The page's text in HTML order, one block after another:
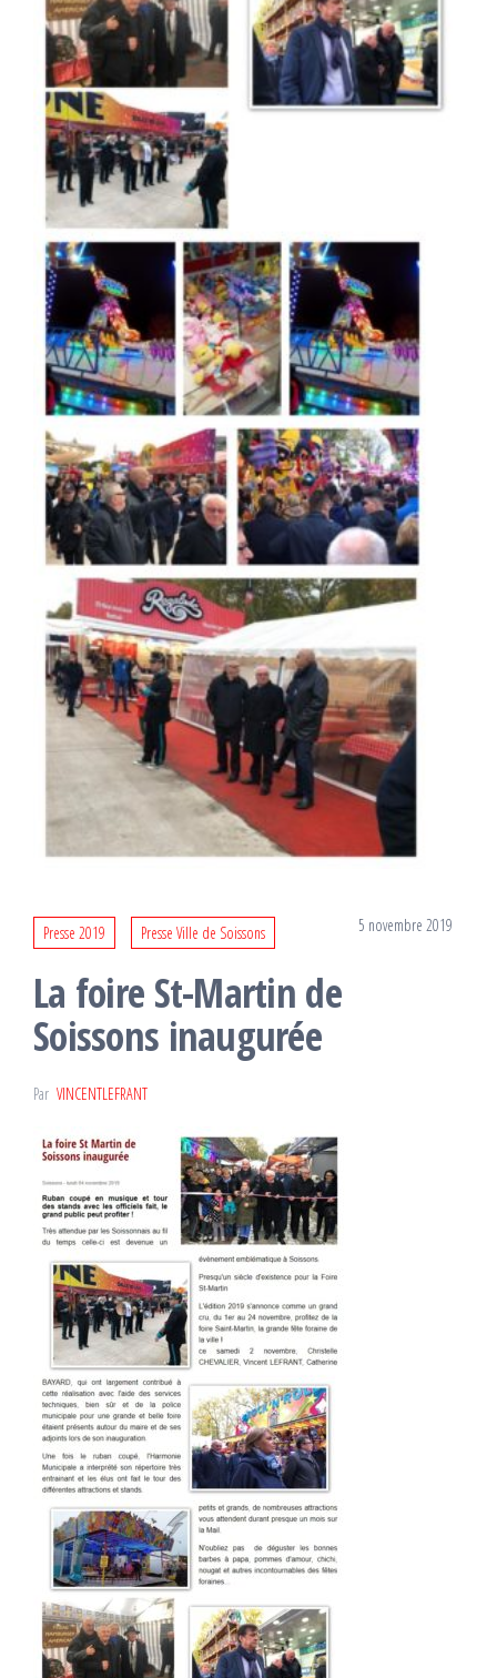
Presse 2019 Presse Ville de Soissons 5 novembre 2019
La foire St-Martin de
Soissons inaugurée
Par VINCENTLEFRANT